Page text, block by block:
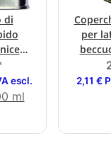
di
escl.
ml
per
2,11 €